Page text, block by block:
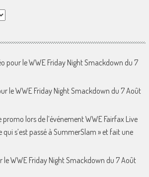
pour le WWE Friday Night Smackdown du 7
le WWE Friday Night Smackdown du 7 Août
promo lors de l’événement WWE Fairfax Live
qui s’est passé à SummerSlam » et fait une
WWE Friday Night Smackdown du 7 Août